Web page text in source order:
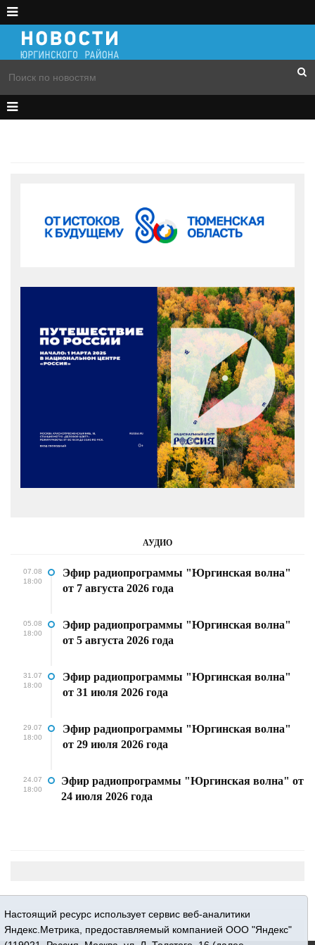
АУДИО
07.08
18:00
Эфир радиопрограммы "Юргинская волна"
от 7 августа 2026 года
05.08
18:00
Эфир радиопрограммы "Юргинская волна"
от 5 августа 2026 года
31.07
18:00
Эфир радиопрограммы "Юргинская волна"
от 31 июля 2026 года
29.07
18:00
Эфир радиопрограммы "Юргинская волна"
от 29 июля 2026 года
24.07
18:00
Эфир радиопрограммы "Юргинская волна" от
24 июля 2026 года
Настоящий ресурс использует сервис веб-аналитики
Яндекс.Метрика, предоставляемый компанией ООО "Яндекс"